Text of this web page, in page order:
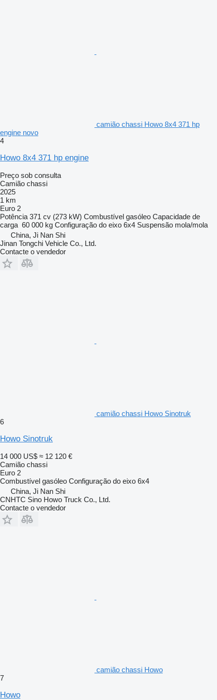
camião chassi Howo 8x4 371 hp
engine novo
4
Howo 8x4 371 hp engine
Preço sob consulta
Camião chassi
2025
1 km
Euro 2
Potência 371 cv (273 kW) Combustível gasóleo Capacidade de
carga 60 000 kg Configuração do eixo 6x4 Suspensão mola/mola
China, Ji Nan Shi
Jinan Tongchi Vehicle Co., Ltd.
Contacte o vendedor
camião chassi Howo Sinotruk
6
Howo Sinotruk
14 000 US$ ≈ 12 120 €
Camião chassi
Euro 2
Combustível gasóleo Configuração do eixo 6x4
China, Ji Nan Shi
CNHTC Sino Howo Truck Co., Ltd.
Contacte o vendedor
camião chassi Howo
7
Howo